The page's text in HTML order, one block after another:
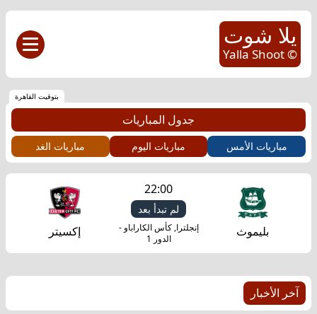
يلا شوت
© Yalla Shoot
بتوقيت القاهرة
جدول المباريات
مباريات الأمس مباريات اليوم مباريات الغد
بليموث
22:00
لم تبدأ بعد
إنجلترا, كأس الكاراباو -
الدور 1
إكسيتر
آخر الأخبار